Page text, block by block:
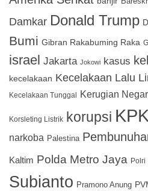
Damkar Donald Trump
Bumi Gibran Rakabuming Raka
israel Jakarta Jokowi kasus
kecelakaan Kecelakaan Lalu
Kecelakaan Tunggal Kerugian
Korsleting Listrik korupsi KPK
narkoba Palestina
Kaltim Polda Metro Jaya Polri
Subianto Pramono Anung